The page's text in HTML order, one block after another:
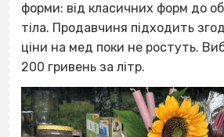
форми: від класичних форм до
тіла. Продавчиня підходить
ціни на мед поки не ростуть.
200 гривень за літр.